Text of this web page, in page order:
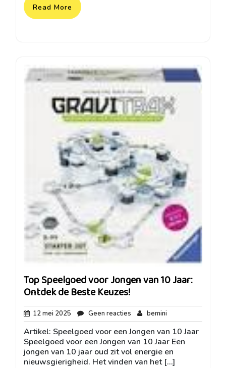
Read More
Top Speelgoed voor Jongen van 10 Jaar:
Ontdek de Beste Keuzes!
12 mei 2025 12
mei
2025
Geen reacties Geen
reacties
bemini
Artikel: Speelgoed voor een Jongen van 10 Jaar
Speelgoed voor een Jongen van 10 Jaar Een
jongen van 10 jaar oud zit vol energie en
nieuwsgierigheid. Het vinden van het […]